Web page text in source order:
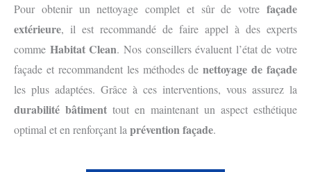
Pour obtenir un nettoyage complet et sûr de votre façade
extérieure, il est recommandé de faire appel à des experts
comme Habitat Clean. Nos conseillers évaluent l’état de votre
façade et recommandent les méthodes denettoyage de façade
les plus adaptées. Grâce à ces interventions, vous assurez la
durabilité bâtiment tout en maintenant un aspect esthétique
optimal et en renforçant laprévention façade.